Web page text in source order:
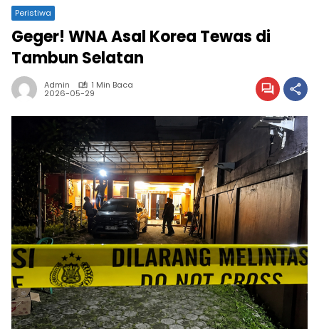
Peristiwa
Geger! WNA Asal Korea Tewas di
Tambun Selatan
Admin 1 Min Baca
2026-05-29